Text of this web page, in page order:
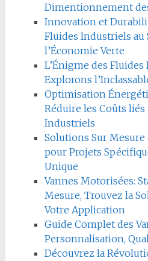
Dimentionnement
Innovation et
Fluides Industriels au
l’Économie Verte
L’Énigme des
Explorons
Optimisation
Réduire les Coûts liés
Industriels
Solutions Sur Mesure
pour Projets
Unique
Vannes Motorisées:
Mesure, Trouvez la
Votre Application
Guide Complet des
Personnalisation,
Découvrez la